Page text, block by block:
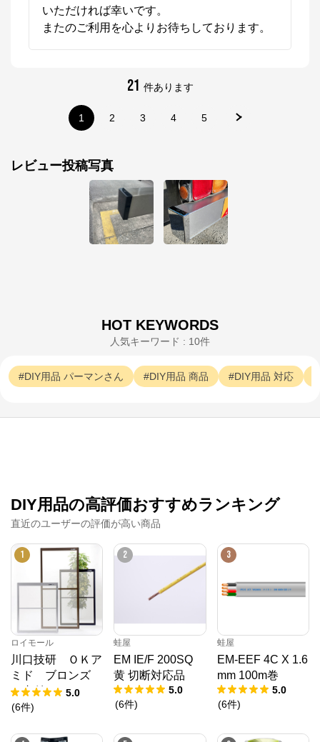
いただければ幸いです。
またのご利用を心よりお待ちしております。
21 件あります
1 2 3 4 5
レビュー投稿写真
HOT KEYWORDS
人気キーワード : 10件
DIY用品 パーマンさん DIY用品 商品 DIY用品 対応
DIY用品の高評価おすすめランキング
直近のユーザーの評価が高い商品
1
ロイモール
川口技研 ＯＫア
ミド ブロンズ
（内付） １９－
６０
5.0
(6件)
2
蛙屋
EM IE/F 200SQ
黄 切断対応品
5.0
(6件)
3
蛙屋
EM-EEF 4C X 1.6
mm 100m巻
5.0
(6件)